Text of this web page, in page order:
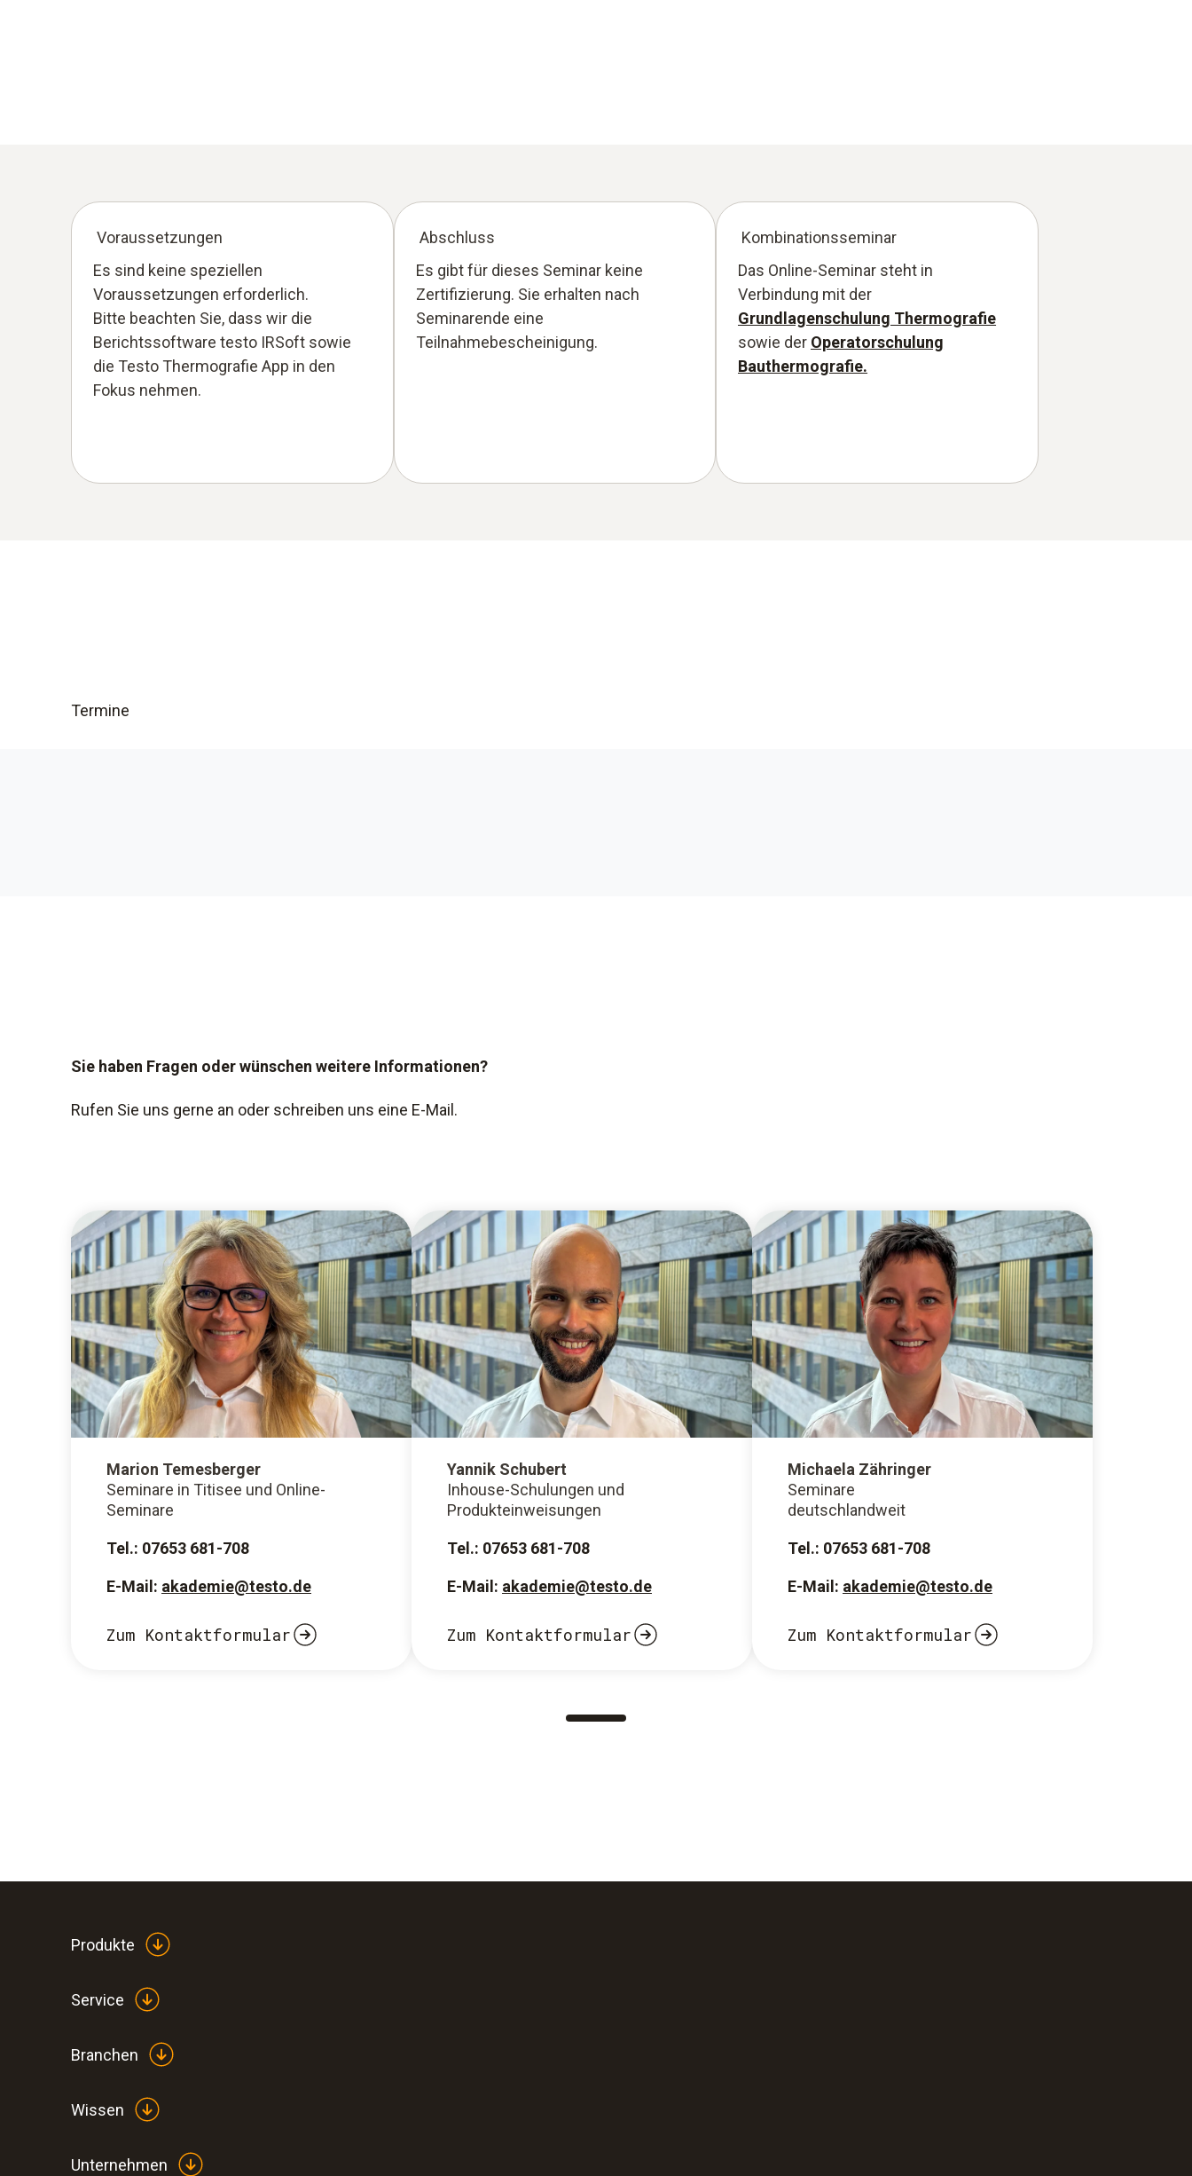
Voraussetzungen
Es sind keine speziellen
Voraussetzungen erforderlich.
Bitte beachten Sie, dass wir die
Berichtssoftware testo IRSoft sowie
die Testo Thermografie App in den
Fokus nehmen.
Abschluss
Es gibt für dieses Seminar keine
Zertifizierung. Sie erhalten nach
Seminarende eine
Teilnahmebescheinigung.
Kombinationsseminar
Das Online-Seminar steht in
Verbindung mit der
Grundlagenschulung Thermografie
sowie der Operatorschulung
Bauthermografie.
Termine
Sie haben Fragen oder wünschen weitere Informationen?
Rufen Sie uns gerne an oder schreiben uns eine E-Mail.
Marion Temesberger
Seminare in Titisee und Online-
Seminare
Tel.: 07653 681-708
E-Mail: akademie@testo.de
Zum Kontaktformular
Yannik Schubert
Inhouse-Schulungen und
Produkteinweisungen
Tel.: 07653 681-708
E-Mail: akademie@testo.de
Zum Kontaktformular
Michaela Zähringer
Seminare
deutschlandweit
Tel.: 07653 681-708
E-Mail: akademie@testo.de
Zum Kontaktformular
Produkte
Service
Branchen
Wissen
Unternehmen